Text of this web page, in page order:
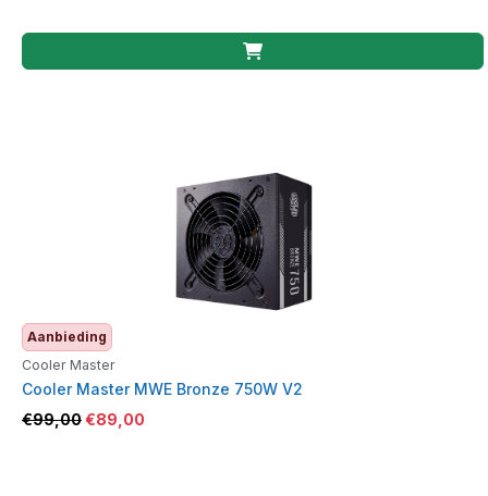
Aanbieding
Cooler Master
Cooler Master MWE Bronze 750W V2
€99,00€89,00